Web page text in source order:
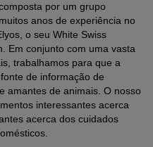
por um grupo
anos de experiência no
o seu White Swiss
Em conjunto com uma vasta
trabalhamos para que a
de informação de
amantes de animais. O nosso
interessantes acerca
acerca dos cuidados